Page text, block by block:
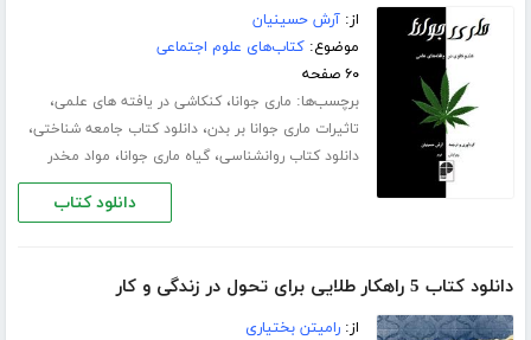
از:آرش حسینیان
موضوع:کتاب‌های علوم اجتماعی
۶۰ صفحه
برچسب‌ها: ماری جوانا،کنکاشی در یافته های علمی،
تاثیرات ماری جوانا بر بدن،دانلود کتاب جامعه شناختی،
دانلود کتاب روانشناسی،گیاه ماری جوانا، مواد مخدر
دانلود کتاب
دانلود کتاب 5 راهکار طلایی برای تحول در زندگی و کار
از:رامیتن بختیاری